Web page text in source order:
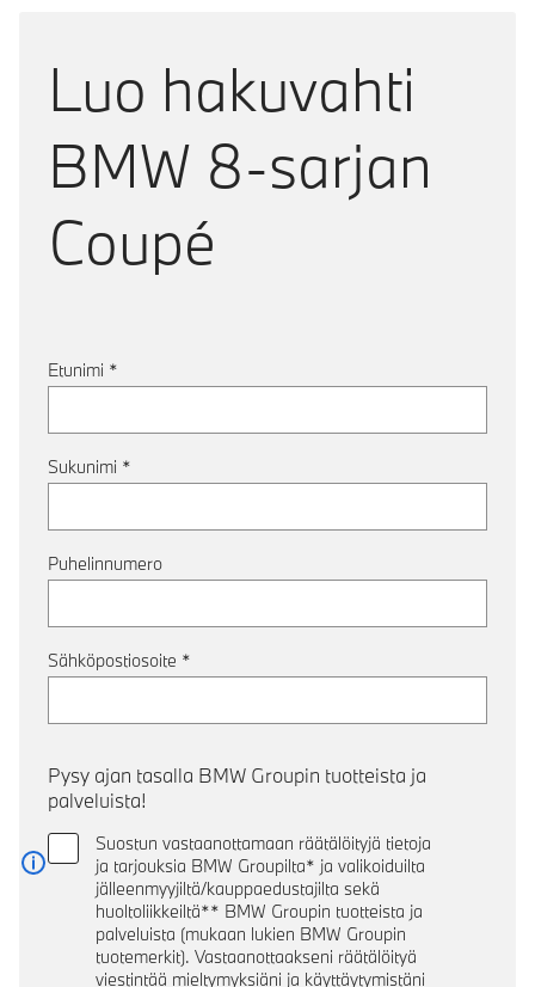
Luo hakuvahti
BMW 8-sarjan
Coupé
Etunimi *
Sukunimi *
Puhelinnumero
Sähköpostiosoite *
Pysy ajan tasalla BMW Groupin tuotteista ja
palveluista!
Suostun vastaanottamaan räätälöityjä tietoja
ja tarjouksia BMW Groupilta* ja valikoiduilta
jälleenmyyjiltä/kauppaedustajilta sekä
huoltoliikkeiltä** BMW Groupin tuotteista ja
palveluista (mukaan lukien BMW Groupin
tuotemerkit). Vastaanottaakseni räätälöityä
viestintää mieltymyksiäni ja käyttäytymistäni
Lue lisää